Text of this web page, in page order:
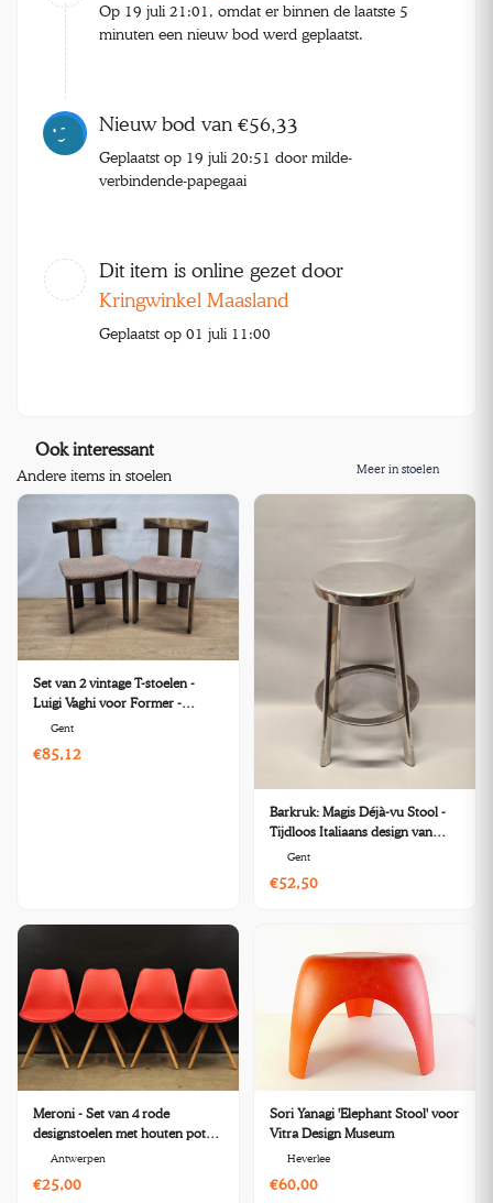
Op 19 juli 21:01, omdat er binnen de laatste 5
minuten een nieuw bod werd geplaatst.
Nieuw bod van €56,33
Geplaatst op 19 juli 20:51 door milde-
verbindende-papegaai
Dit item is online gezet door
Kringwinkel Maasland
Geplaatst op 01 juli 11:00
Ook interessant
Andere items in stoelen Meer in stoelen
Set van 2 vintage T-stoelen -
Luigi Vaghi voor Former -
Italiaans Mid-Century design
Gent
€85,12
Barkruk: Magis Déjà-vu Stool -
Tijdloos Italiaans design van
Naoto Fukasawa
Gent
€52,50
Meroni - Set van 4 rode
designstoelen met houten poten
- Italy
Antwerpen
€25,00
Sori Yanagi 'Elephant Stool' voor
Vitra Design Museum
Heverlee
€60,00